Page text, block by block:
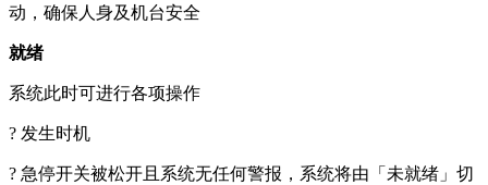
动，确保人身及机台安全
就绪
系统此时可进行各项操作
? 发生时机
? 急停开关被松开且系统无任何警报，系统将由「未就绪」切